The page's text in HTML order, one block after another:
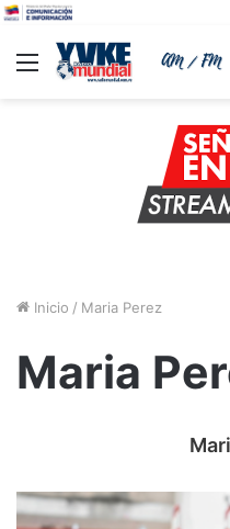
Menu
Inicio / Maria Perez
Maria